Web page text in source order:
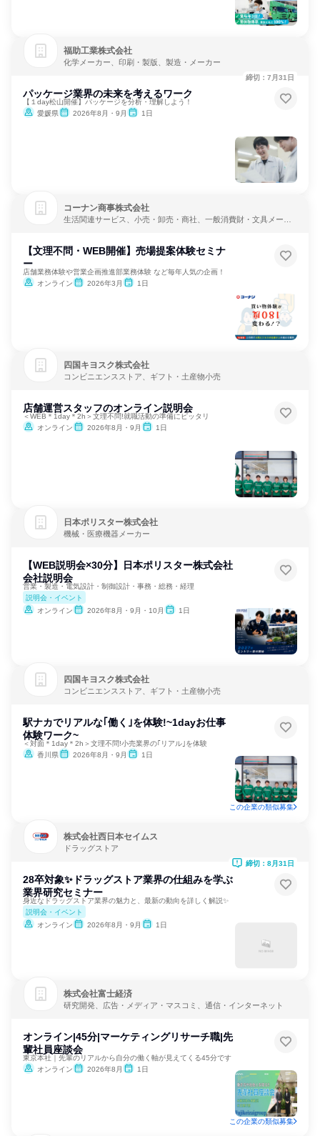
福助工業株式会社
化学メーカー、印刷・製版、製造・メーカー
パッケージ業界の未来を考えるワーク
【１day松山開催】パッケージを分析・理解しよう！
愛媛県
2026年8月・9月 1日
締切：7月31日
コーナン商事株式会社
生活関連サービス、小売・卸売・商社、一般消費財・文具メーカ
【文理不問・WEB開催】売場提案体験セミナ
ー
店舗業務体験や営業企画推進部業務体験 など毎年人気の企画！
オンライン
2026年3月 1日
四国キヨスク株式会社
コンビニエンスストア、ギフト・土産物小売
店舗運営スタッフのオンライン説明会
＜WEB＊1day＊2h＞文理不問!就職活動の準備にピッタリ
オンライン
2026年8月・9月 1日
日本ポリスター株式会社
機械・医療機器メーカー
【WEB説明会×30分】日本ポリスター株式会社
会社説明会
営業・製造・電気設計・制御設計・事務・総務・経理
説明会・イベント
オンライン
2026年8月・9月・10月 1日
四国キヨスク株式会社
コンビニエンスストア、ギフト・土産物小売
駅ナカでリアルな｢働く｣を体験!~1dayお仕事
体験ワーク~
＜対面＊1day＊2h＞文理不問!小売業界の｢リアル｣を体験
香川県
2026年8月・9月 1日
この企業の類似募集
株式会社西日本セイムス
ドラッグストア
28卒対象✨ドラッグストア業界の仕組みを学ぶ
業界研究セミナー
身近なドラッグストア業界の魅力と、最新の動向を詳しく解説✨️
説明会・イベント
オンライン
2026年8月・9月 1日
締切：8月31日
株式会社富士経済
研究開発、広告・メディア・マスコミ、通信・インターネット
オンライン|45分|マーケティングリサーチ職|先
輩社員座談会
東京本社｜先輩のリアルから自分の働く軸が見えてくる45分です
オンライン
2026年8月 1日
この企業の類似募集